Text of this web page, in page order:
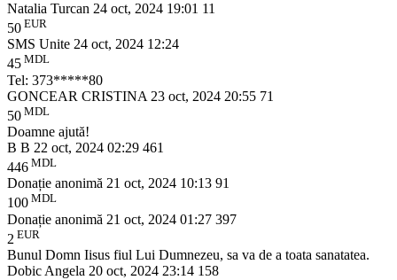
Natalia Turcan 24 oct, 2024 19:01 11
50 EUR
SMS Unite 24 oct, 2024 12:24
45 MDL
Tel: 373*****80
GONCEAR CRISTINA 23 oct, 2024 20:55 71
50 MDL
Doamne ajută!
B B 22 oct, 2024 02:29 461
446 MDL
Donație anonimă 21 oct, 2024 10:13 91
100 MDL
Donație anonimă 21 oct, 2024 01:27 397
2 EUR
Bunul Domn Iisus fiul Lui Dumnezeu, sa va de a toata sanatatea.
Dobic Angela 20 oct, 2024 23:14 158